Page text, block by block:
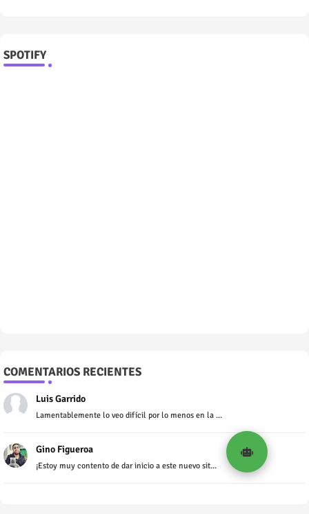
SPOTIFY
COMENTARIOS RECIENTES
Luis Garrido
Lamentablemente lo veo difícil por lo menos en la ...
Gino Figueroa
¡Estoy muy contento de dar inicio a este nuevo sit...